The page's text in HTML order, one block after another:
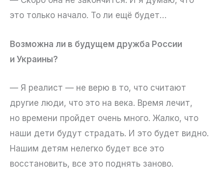
это только начало. То ли ещё будет…
Возможна ли в будущем дружба России
и Украины?
— Я реалист — не верю в то, что считают
другие люди, что это на века. Время лечит,
но времени пройдет очень много. Жалко, что
наши дети будут страдать. И это будет видно.
Нашим детям нелегко будет все это
восстановить, все это поднять заново.